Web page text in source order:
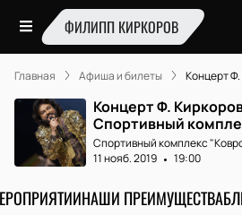
ФИЛИПП КИРКОРОВ
Главная Афиша и билеты Концерт Ф.
Концерт Ф.
Спортивный
Спортивный комплекс
11 нояб. 2019
19:00
НАШИ ПРЕИМУЩЕСТВА